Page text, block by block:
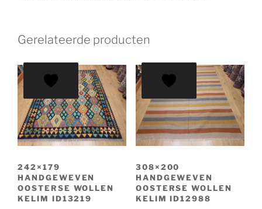
Gerelateerde producten
242×179
HANDGEWEVEN
OOSTERSE WOLLEN
KELIM ID13219
308×200
HANDGEWEVEN
OOSTERSE WOLLEN
KELIM ID12988